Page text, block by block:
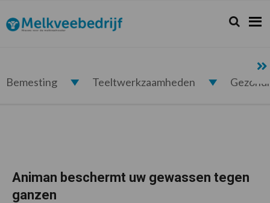
de
hoofdnavigatie
de
hoofd
de
eerste
de
voettekst
Melkveebedrijf.nl Zoeken...
Zoek
Bemesting Teeltwerkzaamheden
Animan beschermt uw gewassen tegen
ganzen